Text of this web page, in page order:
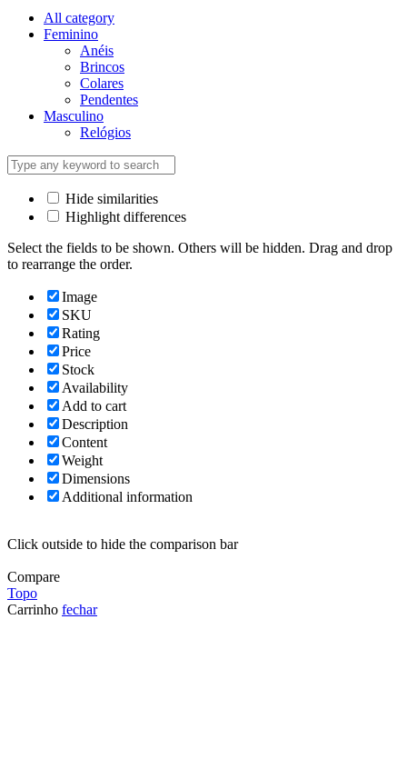
All category
Feminino
Anéis
Brincos
Colares
Pendentes
Masculino
Relógios
Hide similarities
Highlight differences
Select the fields to be shown. Others will be hidden. Drag and drop
to rearrange the order.
Image
SKU
Rating
Price
Stock
Availability
Add to cart
Description
Content
Weight
Dimensions
Additional information
Click outside to hide the comparison bar
Compare
Topo
Carrinho fechar